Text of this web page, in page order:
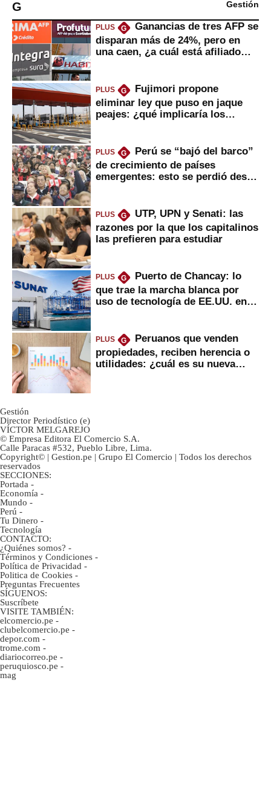
G Gestión
PLUS G
Ganancias de tres AFP se
disparan más de 24%, pero en
una caen, ¿a cuál está afiliado
PLUS G
Fujimori propone
eliminar ley que puso en jaque
peajes: ¿qué implicaría los
PLUS G
Perú se “bajó del barco”
de crecimiento de países
emergentes: esto se perdió desde
PLUS G
UTP, UPN y Senati: las
razones por la que los capitalinos
las prefieren para estudiar
PLUS G
Puerto de Chancay: lo
que trae la marcha blanca por
uso de tecnología de EE.UU. en
PLUS G
Peruanos que venden
propiedades, reciben herencia o
utilidades: ¿cuál es su nueva
Gestión
Director Periodístico (e)
VÍCTOR MELGAREJO
© Empresa Editora El Comercio S.A.
Calle Paracas #532, Pueblo Libre, Lima.
Copyright© | Gestion.pe | Grupo El Comercio | Todos los derechos
reservados
SECCIONES:
Portada -
Economía -
Mundo -
Perú -
Tu Dinero -
Tecnología
CONTACTO:
¿Quiénes somos? -
Términos y Condiciones -
Política de Privacidad -
Politica de Cookies -
Preguntas Frecuentes
SÍGUENOS:
Suscríbete
VISITE TAMBIÉN:
elcomercio.pe -
clubelcomercio.pe -
depor.com -
trome.com -
diariocorreo.pe -
peruquiosco.pe -
mag